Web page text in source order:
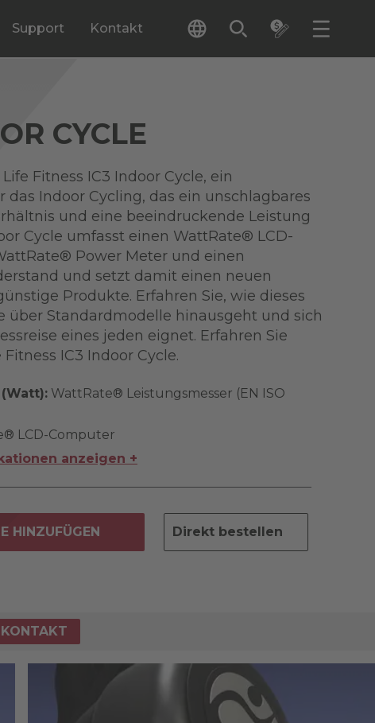
Support Kontakt
CYCLE
Fitness IC3 Indoor Cycle, ein
das Indoor Cycling, das ein unschlagbares
und eine beeindruckende Leistung
Cycle umfasst einen WattRate® LCD-
Power Meter und einen
und setzt damit einen neuen
Produkte. Erfahren Sie, wie dieses
über Standardmodelle hinausgeht und sich
eines jeden eignet. Erfahren Sie
IC3 Indoor Cycle.
WattRate® Leistungsmesser (EN ISO
LCD-Computer
anzeigen +
HINZUFÜGEN Direkt bestellen
KONTAKT